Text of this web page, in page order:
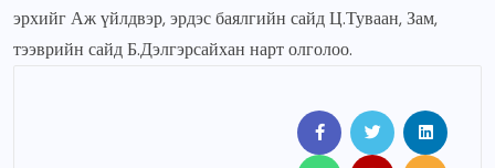
эрхийг Аж үйлдвэр, эрдэс баялгийн сайд Ц.Туваан, Зам,
тээврийн сайд Б.Дэлгэрсайхан нарт олголоо.